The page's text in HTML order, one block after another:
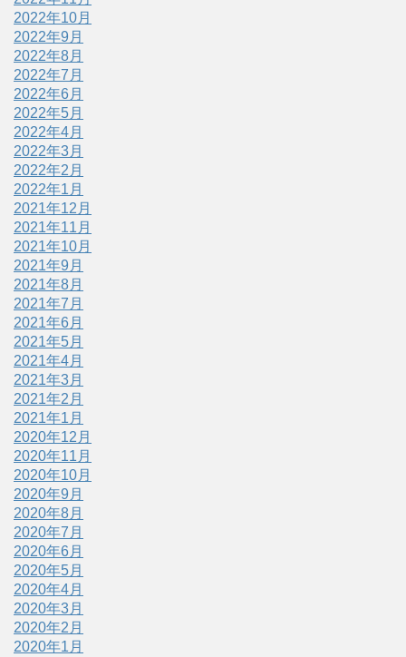
2022年10月
2022年9月
2022年8月
2022年7月
2022年6月
2022年5月
2022年4月
2022年3月
2022年2月
2022年1月
2021年12月
2021年11月
2021年10月
2021年9月
2021年8月
2021年7月
2021年6月
2021年5月
2021年4月
2021年3月
2021年2月
2021年1月
2020年12月
2020年11月
2020年10月
2020年9月
2020年8月
2020年7月
2020年6月
2020年5月
2020年4月
2020年3月
2020年2月
2020年1月